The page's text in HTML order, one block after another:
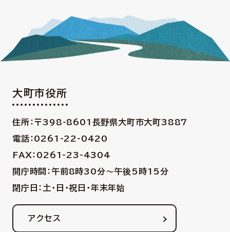
大町市役所
住所：〒398-8601 長野県大町市大町3887
電話：0261-22-0420
FAX：0261-23-4304
開庁時間：午前8時30分〜午後5時15分
閉庁日：土・日・祝日・年末年始
アクセス